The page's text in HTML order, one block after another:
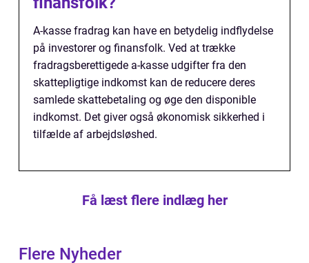
A-kasse fradrag kan have en betydelig indflydelse
på investorer og finansfolk. Ved at trække
fradragsberettigede a-kasse udgifter fra den
skattepligtige indkomst kan de reducere deres
samlede skattebetaling og øge den disponible
indkomst. Det giver også økonomisk sikkerhed i
tilfælde af arbejdsløshed.
Få læst flere indlæg her
Flere Nyheder